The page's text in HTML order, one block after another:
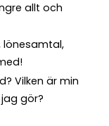
allt och
Vilken är min
gör?